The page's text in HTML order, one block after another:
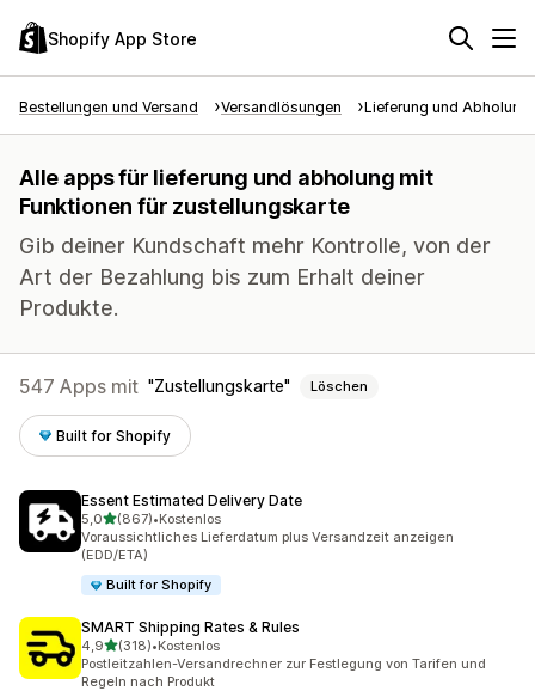
Shopify App Store
Bestellungen und Versand Versandlösungen Lieferung und Abholung
Alle apps für lieferung und abholung mit
Funktionen für zustellungskarte
Gib deiner Kundschaft mehr Kontrolle, von der
Art der Bezahlung bis zum Erhalt deiner
Produkte.
547 Apps mit Zustellungskarte Löschen
Built for Shopify
Essent Estimated Delivery Date
5,0von 5 Sternen
(867)
867 Rezensionen insgesamt
•Kostenlos
Voraussichtliches Lieferdatum plus Versandzeit anzeigen
(EDD/ETA)
Built for Shopify
SMART Shipping Rates & Rules
4,9von 5 Sternen
(318)
318 Rezensionen insgesamt
•Kostenlos
Postleitzahlen-Versandrechner zur Festlegung von Tarifen und
Regeln nach Produkt